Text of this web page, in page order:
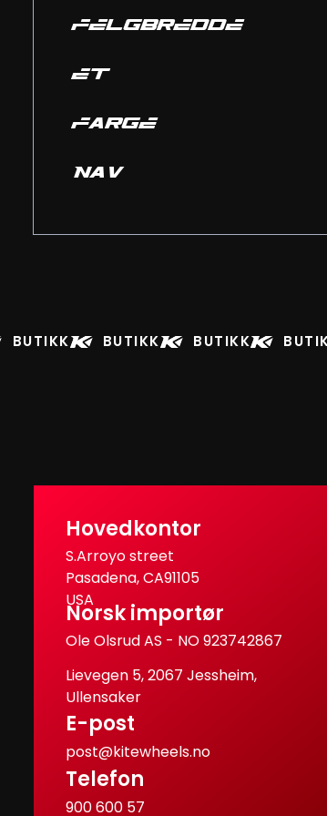
FELGBREDDE
ET
FARGE
NAV
BUTIKK BUTIKK BUTIKK
Hovedkontor
S.Arroyo street
Pasadena, CA91105
USA
Norsk importør
Ole Olsrud AS - NO 923742867
Lievegen 5, 2067 Jessheim,
Ullensaker
E-post
post@kitewheels.no
Telefon
900 600 57